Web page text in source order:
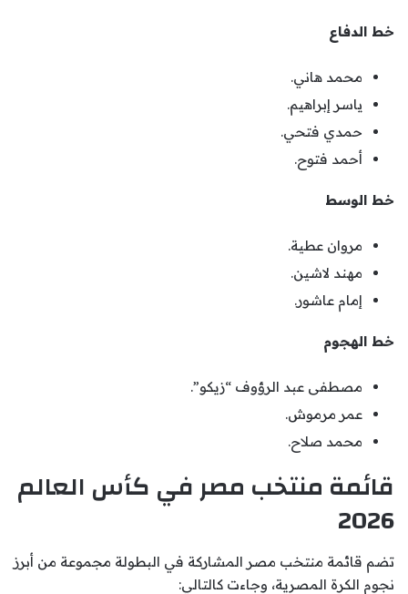
خط الدفاع
محمد هاني.
ياسر إبراهيم.
حمدي فتحي.
أحمد فتوح.
خط الوسط
مروان عطية.
مهند لاشين.
إمام عاشور.
خط الهجوم
مصطفى عبد الرؤوف “زيكو”.
عمر مرموش.
محمد صلاح.
قائمة منتخب مصر في كأس العالم
2026
تضم قائمة منتخب مصر المشاركة في البطولة مجموعة من أبرز
نجوم الكرة المصرية، وجاءت كالتالي: